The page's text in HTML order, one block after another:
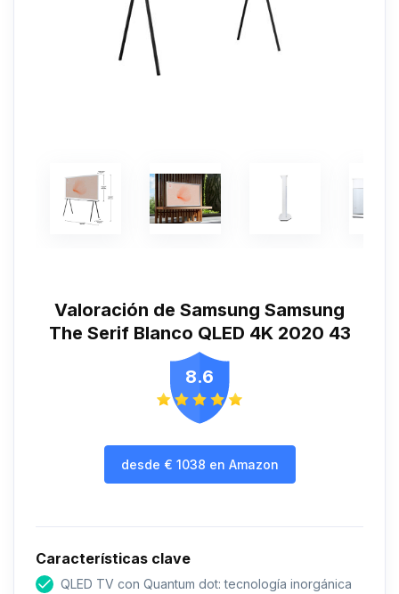
Valoración de Samsung Samsung
The Serif Blanco QLED 4K 2020 43
8.6
desde € 1038 en Amazon
Características clave
QLED TV con Quantum dot: tecnología inorgánica